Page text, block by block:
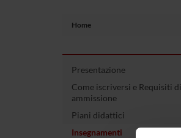
Home
Presentazione
Come iscriversi e Requisiti di
ammissione
Piani didattici
Insegnamenti